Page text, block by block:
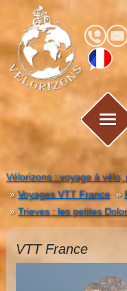
Vélorizons : voyage à vélo,
Voyages VTT France
Trieves : les petites
VTT France